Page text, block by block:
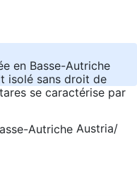
en Basse-Autriche
isolé sans droit de
se caractérise par
Austria/